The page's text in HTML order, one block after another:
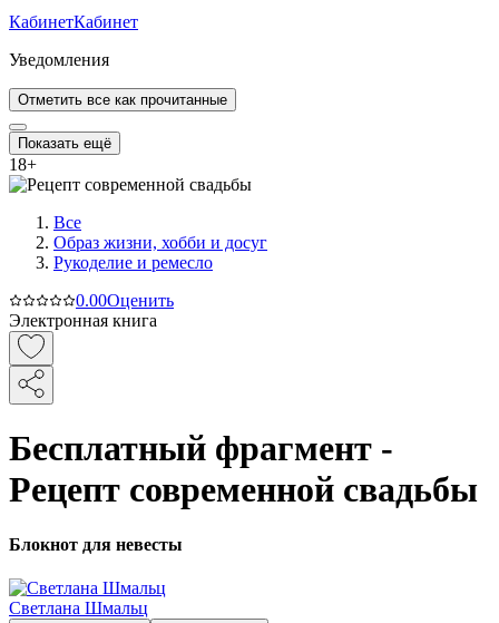
КабинетКабинет
Уведомления
Отметить все как прочитанные
Показать ещё
18+
Все
Образ жизни, хобби и досуг
Рукоделие и ремесло
0.00Оценить
Электронная книга
Бесплатный фрагмент -
Рецепт современной свадьбы
Блокнот для невесты
Светлана Шмальц